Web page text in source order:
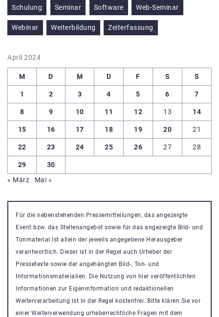
Schulung Seminar Software Web-Seminar
Webinar Weiterbildung Zeiterfassung
April 2024
M D M D F S S
1 2 3 4 5 6 7
8 9 10 11 12 13 14
15 16 17 18 19 20 21
22 23 24 25 26 27 28
29
30
« März
Mai »
Für die nebenstehenden Pressemitteilungen, das angezeigte
Event bzw. das Stellenangebot sowie für das angezeigte Bild- und
Tonmaterial ist allein der jeweils angegebene Herausgeber
verantwortlich. Dieser ist in der Regel auch Urheber der
Pressetexte sowie der angehängten Bild-, Ton- und
Informationsmaterialien. Die Nutzung von hier veröffentlichten
Informationen zur Eigeninformation und redaktionellen
Weiterverarbeitung ist in der Regel kostenfrei. Bitte klären Sie vor
einer Weiterverwendung urheberrechtliche Fragen mit dem